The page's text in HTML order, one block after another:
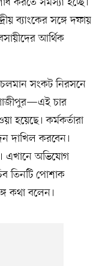
ব্যাংকের সঙ্গে দফায়
আর্থিক
সংকট নিরসনে
চার
হয়েছে। কর্মকর্তারা
দাখিল করবেন।
এখানে অভিযোগ
তিনটি পোশাক
কথা বলেন।